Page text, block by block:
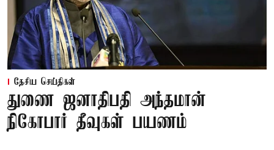
தேசிய செய்திகள்
துணை ஜனாதிபதி அந்தமான்
நிகோபார் தீவுகள் பயணம்